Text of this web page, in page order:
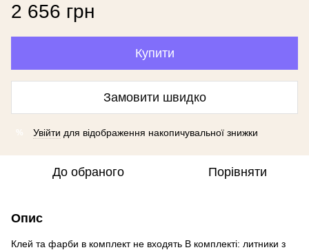
2 656 грн
Купити
Замовити швидко
% Увійти для відображення накопичувальної знижки
До обраного Порівняти
Опис
Клей та фарби в комплект не входять В комплекті: литники з